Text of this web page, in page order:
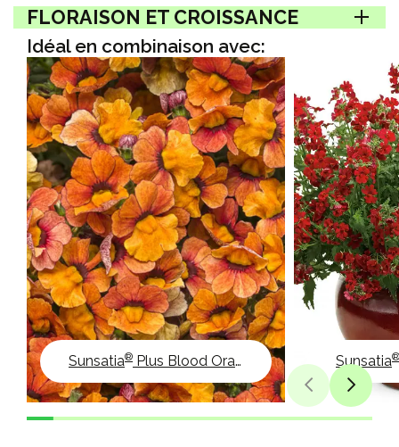
FLORAISON ET CROISSANCE
Idéal en combinaison avec:
Sunsatia® Plus Blood Orange Sunsatia®